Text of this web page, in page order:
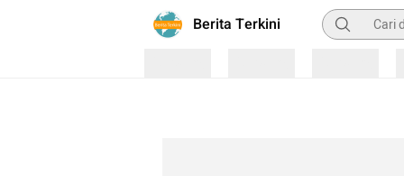
Berita Terkini Pencarian